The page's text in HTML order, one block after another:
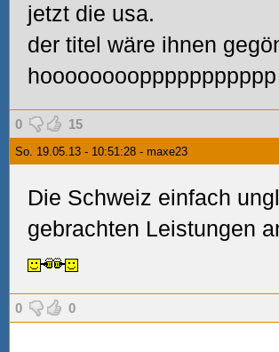
jetzt die usa.
der titel wäre ihnen
0 15
So. 19.05.13 - 10:51:28 - maxe23
Die Schweiz einfach
gebrachten Leistungen
0 0